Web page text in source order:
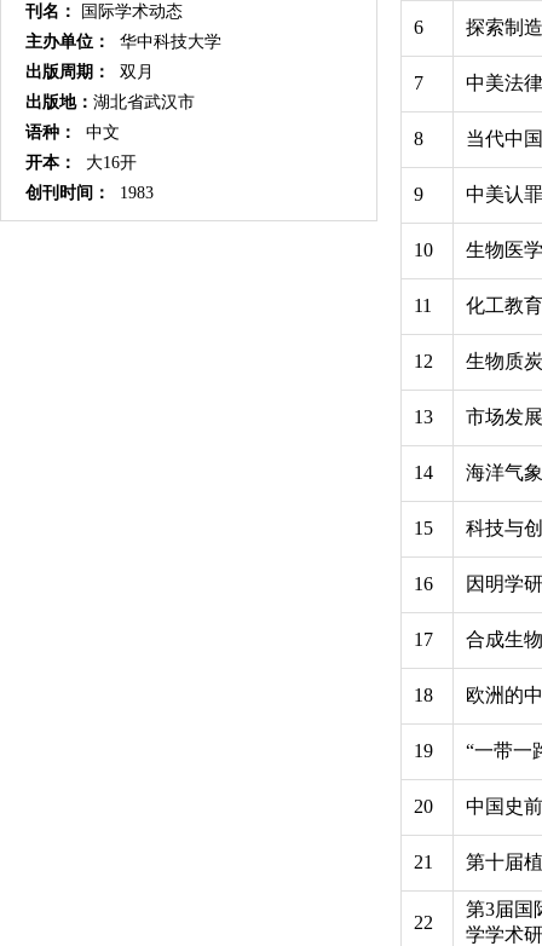
刊名：
国际学术动态
主办单位：
华中科技大学
出版周期：
双月
出版地： 湖北省武汉市
语种：
中文
开本：
大16开
创刊时间：
1983
6 探索制
7 中美法
8 当代中
9 中美认
10 生物医
11 化工教
12 生物质
13 市场发
14 海洋气
15 科技与
16 因明学
17 合成生
18 欧洲的
19 “一带一
20 中国史
21 第十届
22
第3届国
学学术